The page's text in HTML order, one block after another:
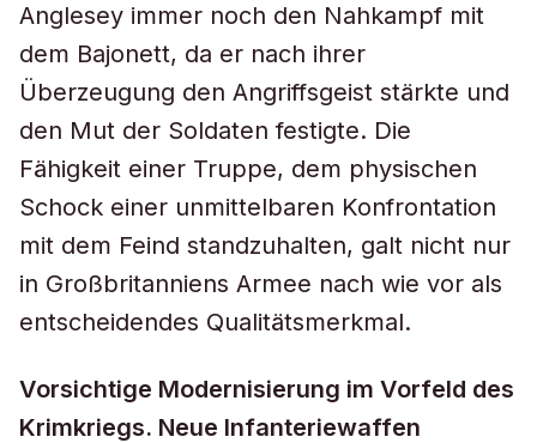
Anglesey immer noch den Nahkampf mit
dem Bajonett, da er nach ihrer
Überzeugung den Angriffsgeist stärkte und
den Mut der Soldaten festigte. Die
Fähigkeit einer Truppe, dem physischen
Schock einer unmittelbaren Konfrontation
mit dem Feind standzuhalten, galt nicht nur
in Großbritanniens Armee nach wie vor als
entscheidendes Qualitätsmerkmal.
Vorsichtige Modernisierung im Vorfeld des
Krimkriegs. Neue Infanteriewaffen